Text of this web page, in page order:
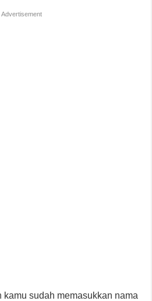
Advertisement
kamu sudah memasukkan nama